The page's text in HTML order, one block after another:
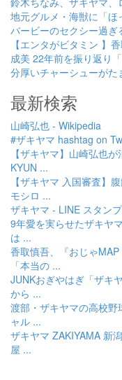
地元グルメ・海獣に「ほ
バービーのセクシー過
【エンタがビタミン 】
成美 22年前を振り返り
分厚いチャーシューがた
最新検索
山崎弘也 - Wikipedia
#ザキヤマ hashtag on
【ザキヤマ】山崎弘也
KYUN ...
【ザキヤマ 入国審査】
モシロ ...
ザキヤマ - LINE スタン
9年愛を実らせたザキヤ
は ...
香取慎吾、『おじゃ
「本当の ...
JUNKおぎやはぎ「ザキ
から ...
渡部・ザキヤマの高校
ャル ...
ザキヤマ ZAKIYAMA 新
屋 ...